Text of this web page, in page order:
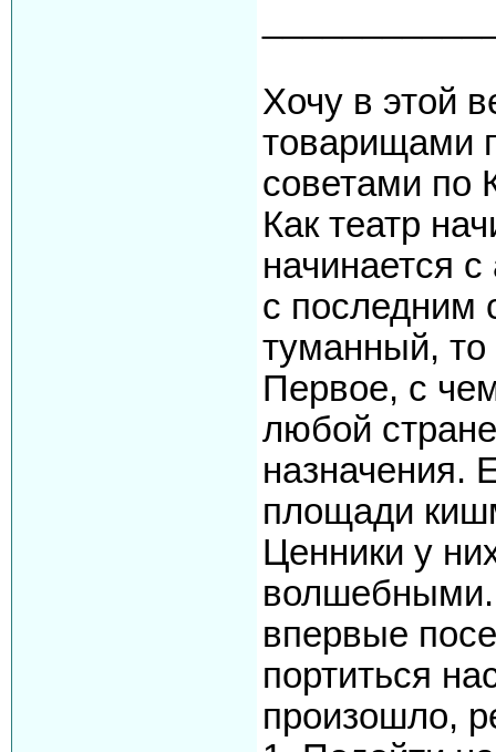
Хочу в этой
товарищами
советами по
Как театр
начинается
с последним
туманный, то
Первое, с
любой
назначения.
площади
Ценники у
волшебными.
впервые
портиться
произошло,